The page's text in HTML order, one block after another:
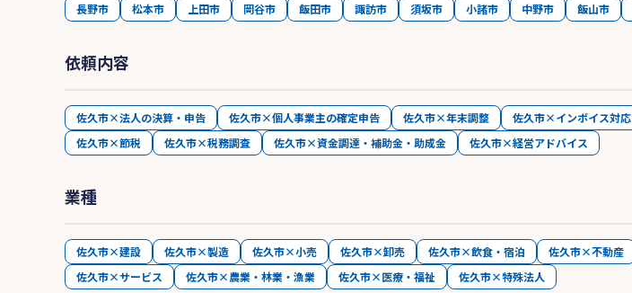
長野市 松本市 上田市 岡谷市 飯田市 諏訪市 須坂市 小諸市 中野市 飯山市
依頼内容
佐久市×法人の決算・申告 佐久市×個人事業主の確定申告 佐久市×年末調整 佐久市×インボイス対応
佐久市×節税
佐久市×税務調査 佐久市×資金調達・補助金・助成金 佐久市×経営アドバイス
業種
佐久市×建設 佐久市×製造 佐久市×小売 佐久市×卸売 佐久市×飲食・宿泊 佐久市×不動産
佐久市×サービス
佐久市×農業・林業・漁業 佐久市×医療・福祉 佐久市×特殊法人